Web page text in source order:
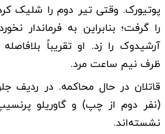
پوتیورک. وقتی تیر دوم را شلیک
را گرفت؛ بنابراین به فرماندار
آرشیدوک را زد. او تقریباً
ظرف نیم ساعت مرد.
قاتلان در حال محاکمه. در ردیف
(نفر دوم از چپ) و گاوریلو
نشسته‌اند.